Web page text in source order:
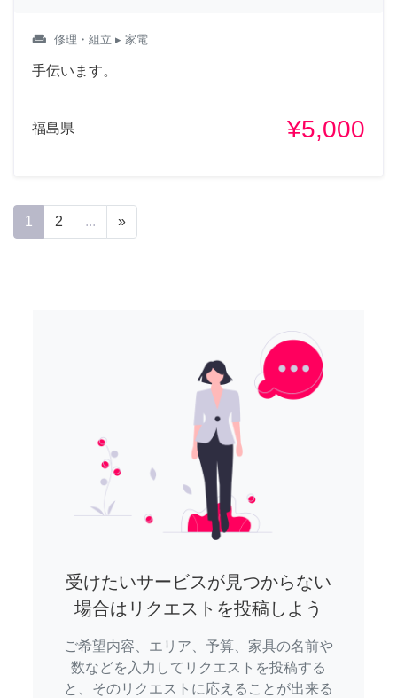
weekend 修理・組立 ▸ 家電
手伝います。
福島県 ¥5,000
1 2 ... »
受けたいサービスが見つからない
場合はリクエストを投稿しよう
ご希望内容、エリア、予算、家具の名前や
数などを入力してリクエストを投稿する
と、そのリクエストに応えることが出来る